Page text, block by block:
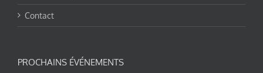
Contact
PROCHAINS ÉVÉNEMENTS